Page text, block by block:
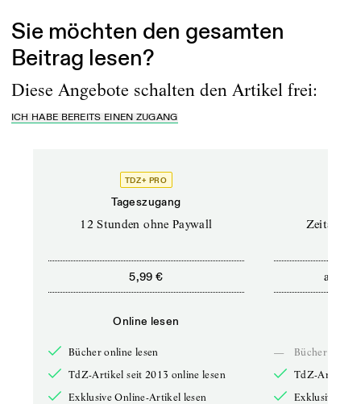
Sie möchten den gesamten
Beitrag lesen?
Diese Angebote schalten den Artikel frei:
ICH HABE BEREITS EINEN ZUGANG
TDZ+ PRO
Tageszugang
12 Stunden ohne Paywall
5,99 €
Online lesen
Bücher online lesen
TdZ-Artikel seit 2013 online lesen
Exklusive Online-Artikel lesen
ab
—
Bücher online
TdZ-Artikel
Exklusive